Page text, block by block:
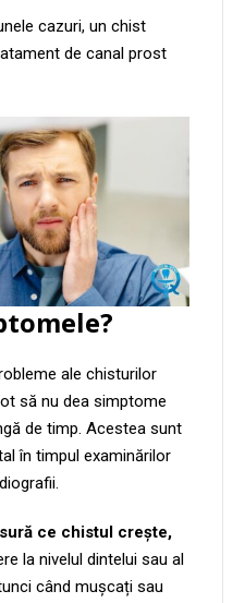
cazuri, un chist
de canal prost
ale chisturilor
să nu dea simptome
de timp. Acestea sunt
în timpul examinărilor
ce chistul crește,
la nivelul dintelui sau al
când mușcați sau